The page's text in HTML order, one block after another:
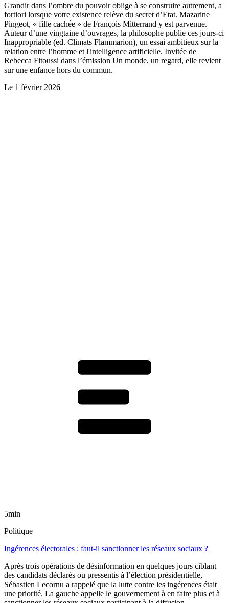
Grandir dans l’ombre du pouvoir oblige à se construire autrement, a
fortiori lorsque votre existence relève du secret d’Etat. Mazarine
Pingeot, « fille cachée » de François Mitterrand y est parvenue.
Auteur d’une vingtaine d’ouvrages, la philosophe publie ces jours-ci
Inappropriable (ed. Climats Flammarion), un essai ambitieux sur la
relation entre l’homme et l'intelligence artificielle. Invitée de
Rebecca Fitoussi dans l’émission Un monde, un regard, elle revient
sur une enfance hors du commun.
Le 1 février 2026
5min
Politique
Ingérences électorales : faut-il sanctionner les réseaux sociaux ?
Après trois opérations de désinformation en quelques jours ciblant
des candidats déclarés ou pressentis à l’élection présidentielle,
Sébastien Lecornu a rappelé que la lutte contre les ingérences était
une priorité. La gauche appelle le gouvernement à en faire plus et à